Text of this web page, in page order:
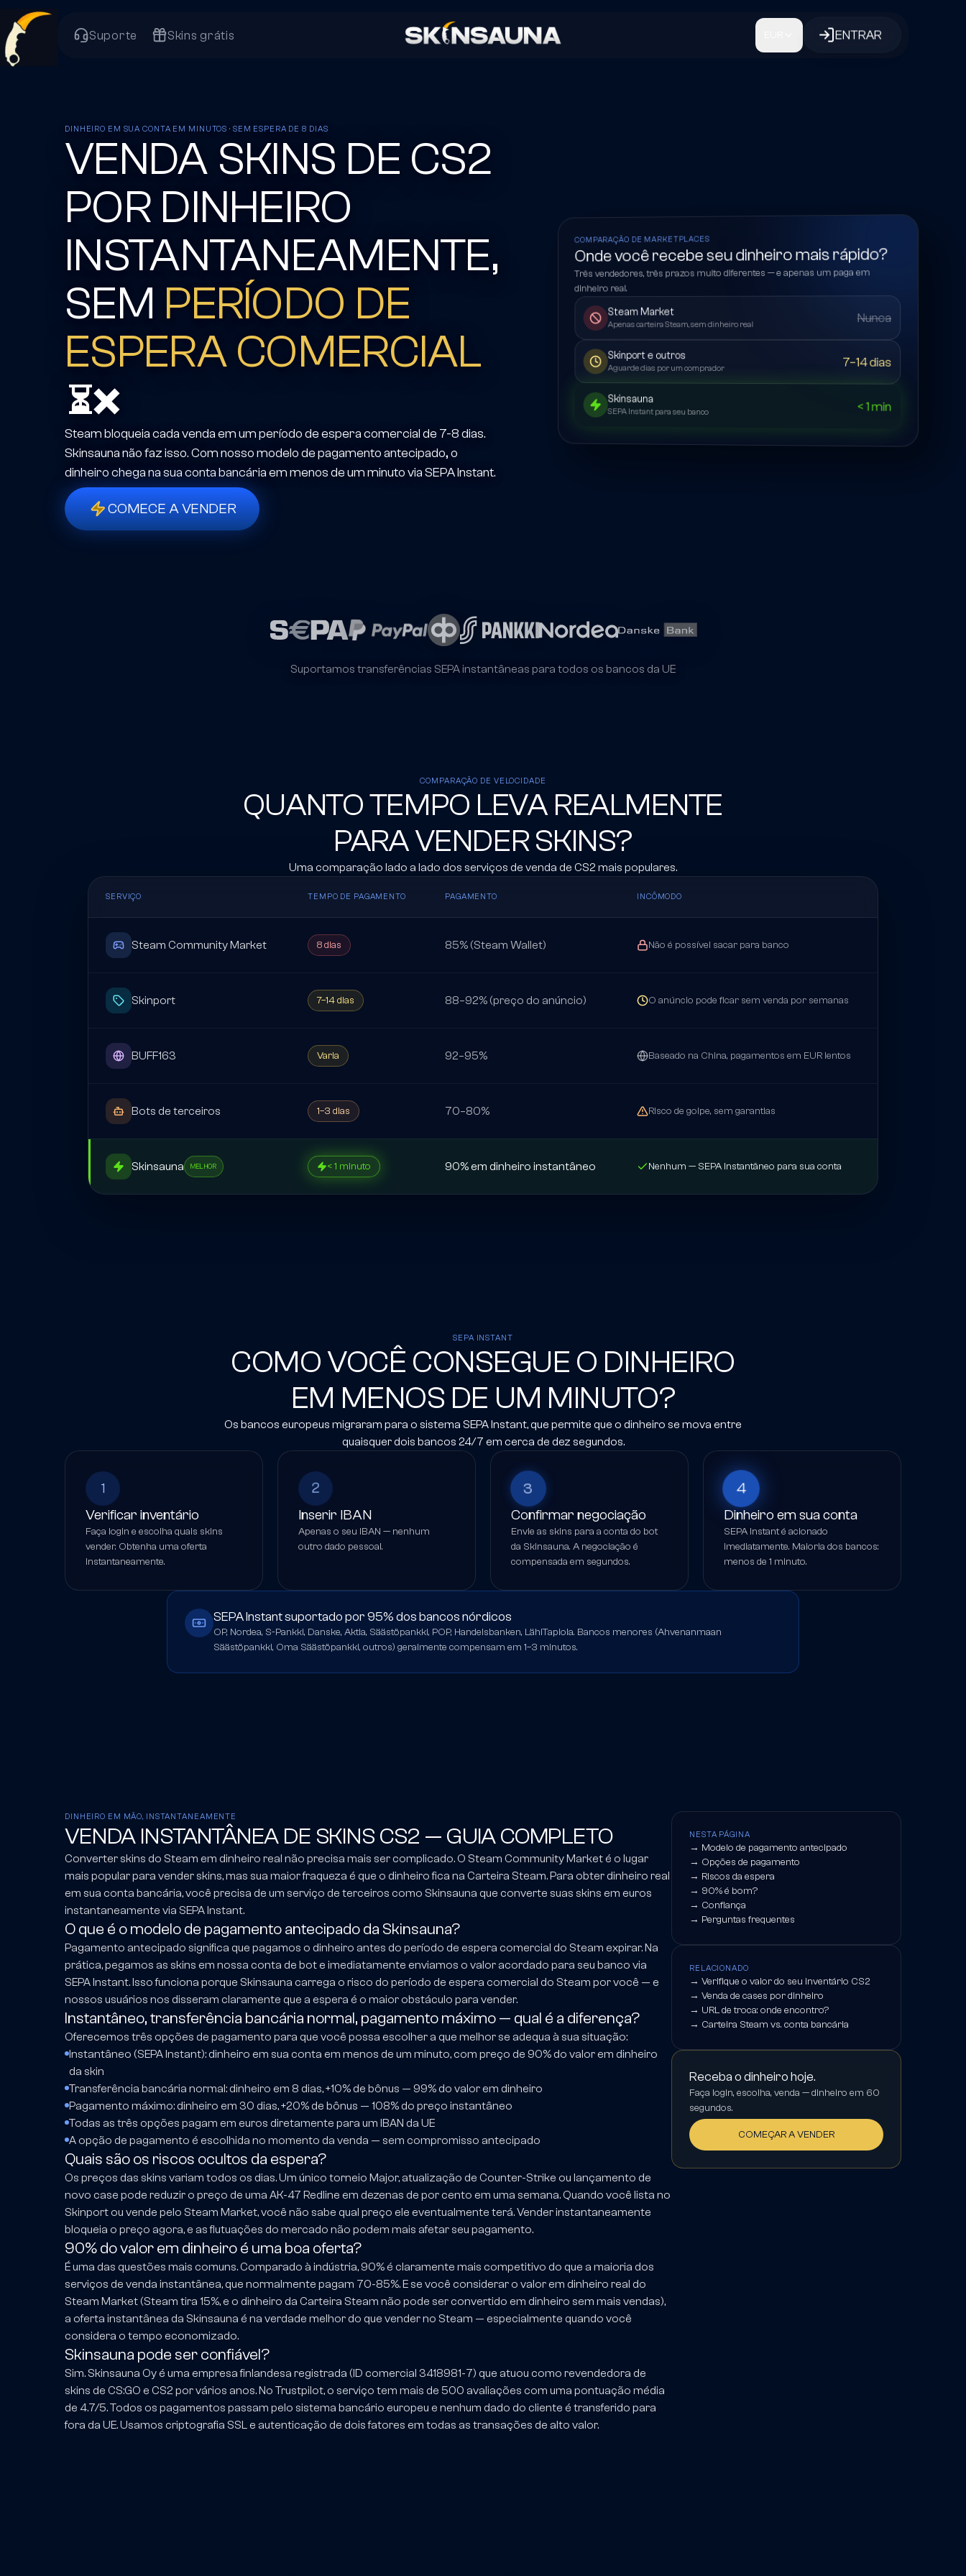
Suporte Skins grátis ENTRAR
DINHEIRO EM SUA CONTA EM MINUTOS · SEM ESPERA DE 8 DIAS
VENDA SKINS DE CS2
POR DINHEIRO
INSTANTANEAMENTE,
SEM PERÍODO DE
ESPERA COMERCIAL
⏳❌
Steam bloqueia cada venda em um período de espera comercial de 7-8 dias.
Skinsauna não faz isso. Com nosso modelo de pagamento antecipado, o
dinheiro chega na sua conta bancária em menos de um minuto via SEPA Instant.
COMECE A VENDER
COMPARAÇÃO DE MARKETPLACES
Onde você recebe seu dinheiro mais rápido?
Três vendedores, três prazos muito diferentes — e apenas um paga em
dinheiro real.
Steam Market
Apenas carteira Steam, sem dinheiro real Nunca
Skinport e outros
Aguarde dias por um comprador 7–14 dias
Skinsauna
SEPA Instant para seu banco < 1 min
Suportamos transferências SEPA instantâneas para todos os bancos da UE
COMPARAÇÃO DE VELOCIDADE
QUANTO TEMPO LEVA REALMENTE
PARA VENDER SKINS?
Uma comparação lado a lado dos serviços de venda de CS2 mais populares.
SERVIÇO TEMPO DE PAGAMENTO PAGAMENTO INCÔMODO
Steam Community Market 8 dias 85% (Steam Wallet) Não é possível sacar para banco
Skinport 7–14 dias 88–92% (preço do anúncio) O anúncio pode ficar sem venda por semanas
BUFF163 Varia 92–95% Baseado na China, pagamentos em EUR lentos
Bots de terceiros 1–3 dias 70–80% Risco de golpe, sem garantias
Skinsauna MELHOR < 1 minuto 90% em dinheiro instantâneo Nenhum — SEPA Instantâneo para sua conta
SEPA INSTANT
COMO VOCÊ CONSEGUE O DINHEIRO
EM MENOS DE UM MINUTO?
Os bancos europeus migraram para o sistema SEPA Instant, que permite que o dinheiro se mova entre
quaisquer dois bancos 24/7 em cerca de dez segundos.
1
Verificar inventário
Faça login e escolha quais skins
vender. Obtenha uma oferta
instantaneamente.
2
Inserir IBAN
Apenas o seu IBAN — nenhum
outro dado pessoal.
3
Confirmar negociação
Envie as skins para a conta do bot
da Skinsauna. A negociação é
compensada em segundos.
4
Dinheiro em sua conta
SEPA Instant é acionado
imediatamente. Maioria dos bancos:
menos de 1 minuto.
SEPA Instant suportado por 95% dos bancos nórdicos
OP, Nordea, S-Pankki, Danske, Aktia, Säästöpankki, POP, Handelsbanken, LähiTapiola. Bancos menores (Ahvenanmaan
Säästöpankki, Oma Säästöpankki, outros) geralmente compensam em 1–3 minutos.
DINHEIRO EM MÃO, INSTANTANEAMENTE
VENDA INSTANTÂNEA DE SKINS CS2 — GUIA COMPLETO
Converter skins do Steam em dinheiro real não precisa mais ser complicado. O Steam Community Market é o lugar
mais popular para vender skins, mas sua maior fraqueza é que o dinheiro fica na Carteira Steam. Para obter dinheiro real
em sua conta bancária, você precisa de um serviço de terceiros como Skinsauna que converte suas skins em euros
instantaneamente via SEPA Instant.
O que é o modelo de pagamento antecipado da Skinsauna?
Pagamento antecipado significa que pagamos o dinheiro antes do período de espera comercial do Steam expirar. Na
prática, pegamos as skins em nossa conta de bot e imediatamente enviamos o valor acordado para seu banco via
SEPA Instant. Isso funciona porque Skinsauna carrega o risco do período de espera comercial do Steam por você — e
nossos usuários nos disseram claramente que a espera é o maior obstáculo para vender.
Instantâneo, transferência bancária normal, pagamento máximo — qual é a diferença?
Oferecemos três opções de pagamento para que você possa escolher a que melhor se adequa à sua situação:
Instantâneo (SEPA Instant): dinheiro em sua conta em menos de um minuto, com preço de 90% do valor em dinheiro
da skin
Transferência bancária normal: dinheiro em 8 dias, +10% de bônus — 99% do valor em dinheiro
Pagamento máximo: dinheiro em 30 dias, +20% de bônus — 108% do preço instantâneo
Todas as três opções pagam em euros diretamente para um IBAN da UE
A opção de pagamento é escolhida no momento da venda — sem compromisso antecipado
Quais são os riscos ocultos da espera?
Os preços das skins variam todos os dias. Um único torneio Major, atualização de Counter-Strike ou lançamento de
novo case pode reduzir o preço de uma AK-47 Redline em dezenas de por cento em uma semana. Quando você lista no
Skinport ou vende pelo Steam Market, você não sabe qual preço ele eventualmente terá. Vender instantaneamente
bloqueia o preço agora, e as flutuações do mercado não podem mais afetar seu pagamento.
90% do valor em dinheiro é uma boa oferta?
É uma das questões mais comuns. Comparado à indústria, 90% é claramente mais competitivo do que a maioria dos
serviços de venda instantânea, que normalmente pagam 70-85%. E se você considerar o valor em dinheiro real do
Steam Market (Steam tira 15%, e o dinheiro da Carteira Steam não pode ser convertido em dinheiro sem mais vendas),
a oferta instantânea da Skinsauna é na verdade melhor do que vender no Steam — especialmente quando você
considera o tempo economizado.
Skinsauna pode ser confiável?
Sim. Skinsauna Oy é uma empresa finlandesa registrada (ID comercial 3418981-7) que atuou como revendedora de
skins de CS:GO e CS2 por vários anos. No Trustpilot, o serviço tem mais de 500 avaliações com uma pontuação média
de 4.7/5. Todos os pagamentos passam pelo sistema bancário europeu e nenhum dado do cliente é transferido para
fora da UE. Usamos criptografia SSL e autenticação de dois fatores em todas as transações de alto valor.
NESTA PÁGINA
→ Modelo de pagamento antecipado
→ Opções de pagamento
→ Riscos da espera
→ 90% é bom?
→ Confiança
→ Perguntas frequentes
RELACIONADO
→ Verifique o valor do seu inventário CS2
→ Venda de cases por dinheiro
→ URL de troca: onde encontro?
→ Carteira Steam vs. conta bancária
Receba o dinheiro hoje.
Faça login, escolha, venda — dinheiro em 60
segundos.
COMEÇAR A VENDER